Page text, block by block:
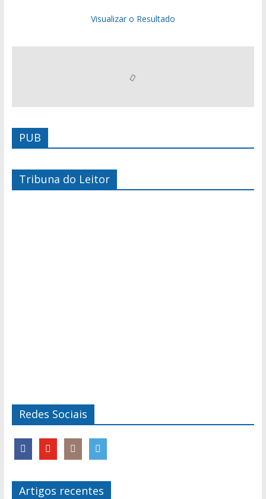
Visualizar o Resultado
PUB
Tribuna do Leitor
Redes Sociais
Artigos recentes